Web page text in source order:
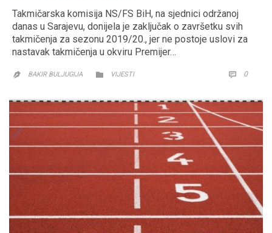
Takmičarska komisija NS/FS BiH, na sjednici održanoj
danas u Sarajevu, donijela je zaključak o završetku svih
takmičenja za sezonu 2019/20., jer ne postoje uslovi za
nastavak takmičenja u okviru Premijer…
 BAKIR BULJUGIJA  CATEGORY
VIJESTI  0